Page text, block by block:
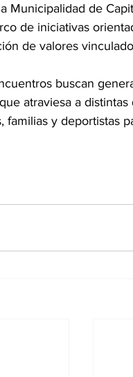
Municipalidad de
de iniciativas
de valores
buscan
atraviesa a distintas
y deportistas